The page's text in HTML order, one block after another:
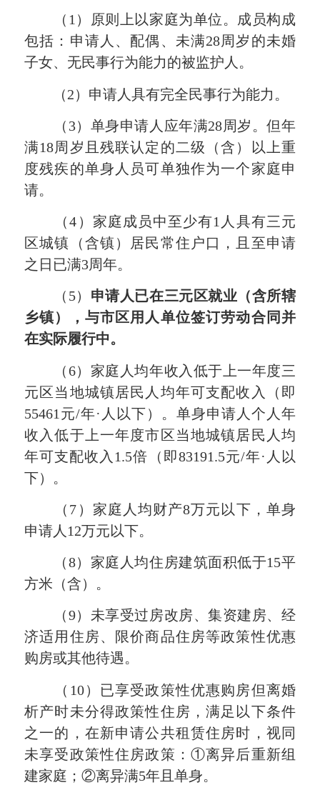
（1）原则上以家庭为单位。成员构成
包括：申请人、配偶、未满28周岁的未婚
子女、无民事行为能力的被监护人。
（2）申请人具有完全民事行为能力。
（3）单身申请人应年满28周岁。但年
满18周岁且残联认定的二级（含）以上重
度残疾的单身人员可单独作为一个家庭申
请。
（4）家庭成员中至少有1人具有三元
区城镇（含镇）居民常住户口，且至申请
之日已满3周年。
（5） 申请人已在三元区就业（含所辖
乡镇），与市区用人单位签订劳动合同并
在实际履行中。
（6）家庭人均年收入低于上一年度三
元区当地城镇居民人均年可支配收入（即
55461元/年·人以下）。单身申请人个人年
收入低于上一年度市区当地城镇居民人均
年可支配收入1.5倍（即83191.5元/年·人以
下）。
（7）家庭人均财产8万元以下，单身
申请人12万元以下。
（8）家庭人均住房建筑面积低于15平
方米（含）。
（9）未享受过房改房、集资建房、经
济适用住房、限价商品住房等政策性优惠
购房或其他待遇。
（10）已享受政策性优惠购房但离婚
析产时未分得政策性住房，满足以下条件
之一的，在新申请公共租赁住房时，视同
未享受政策性住房政策：①离异后重新组
建家庭；②离异满5年且单身。